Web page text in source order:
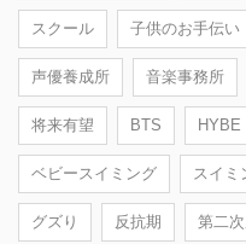
スクール 子供のお手伝い
声優養成所 音楽事務所
将来有望 BTS HYBE
ベビースイミング スイミ
グズり 反抗期 第二